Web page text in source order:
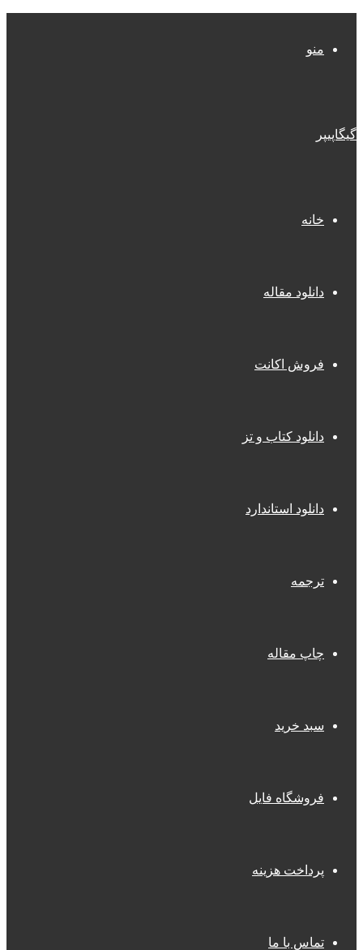
منو
گیگاپیپر
خانه
دانلود مقاله
فروش اکانت
دانلود کتاب و تز
دانلود استاندارد
ترجمه
چاپ مقاله
سبد خرید
فروشگاه فایل
پرداخت هزینه
تماس با ما